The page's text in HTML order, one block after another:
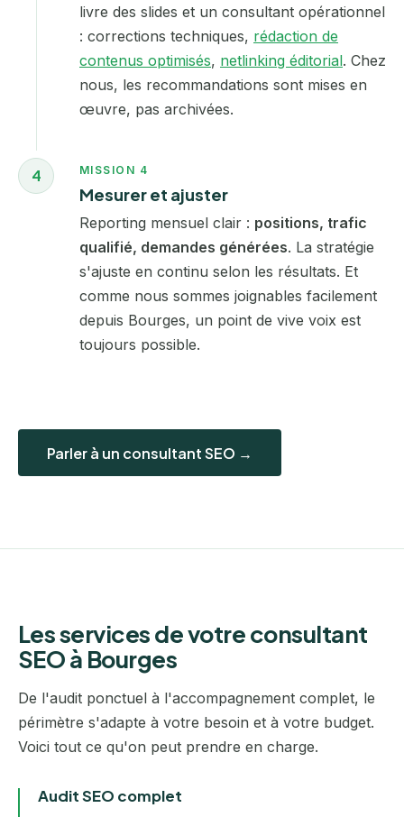
livre des slides et un consultant opérationnel
: corrections techniques, rédaction de
contenus optimisés, netlinking éditorial. Chez
nous, les recommandations sont mises en
œuvre, pas archivées.
4 MISSION 4
Mesurer et ajuster
Reporting mensuel clair : positions, trafic
qualifié, demandes générées. La stratégie
s'ajuste en continu selon les résultats. Et
comme nous sommes joignables facilement
depuis Bourges, un point de vive voix est
toujours possible.
Parler à un consultant SEO →
Les services de votre consultant
SEO à Bourges
De l'audit ponctuel à l'accompagnement complet, le
périmètre s'adapte à votre besoin et à votre budget.
Voici tout ce qu'on peut prendre en charge.
Audit SEO complet